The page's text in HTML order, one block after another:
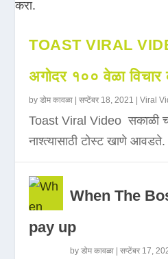
TOAST VIRAL
अगोदर १०० वेळा विचार
byडोम कावळा |सप्टेंबर 18, 2021 |Viral
Toast Viral Video सकाळी
नाश्त्यासाठी टोस्ट खाणे आवडते.
When The
pay up
byडोम कावळा |सप्टेंबर 17,